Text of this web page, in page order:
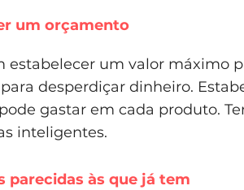
um orçamento
estabelecer um valor máximo
desperdiçar dinheiro.
gastar em cada produto.
inteligentes.
parecidas às que já tem